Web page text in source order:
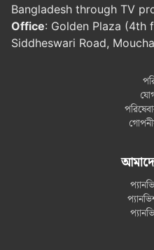
Bangladesh through TV
Office: Golden Plaza (4th
Siddheswari Road,